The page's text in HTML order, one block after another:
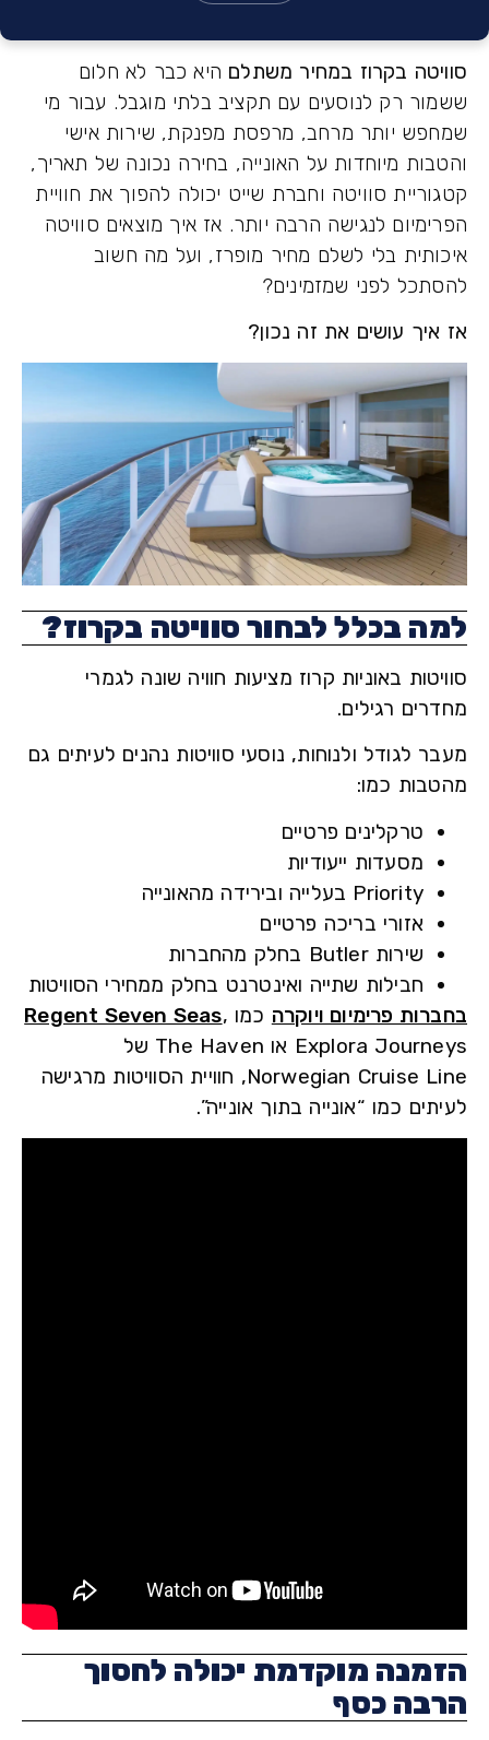
בקרוז במחיר משתלםהיא כבר לא חלום
רק לנוסעים עם תקציב בלתי מוגבל. עבור מי
יותר מרחב, מרפסת מפנקת, שירות אישי
מיוחדות על האונייה, בחירה נכונה של תאריך,
סוויטה וחברת שייט יכולה להפוך את חוויית
לנגישה הרבה יותר. אז איך מוצאים סוויטה
בלי לשלם מחיר מופרז, ועל מה חשוב
לפני שמזמינים?
עושים את זה נכון?
בכלל לבחור סוויטה בקרוז?
באוניות קרוז מציעות חוויה שונה לגמרי
רגילים.
לגודל ולנוחות, נוסעי סוויטות נהנים לעיתים גם
כמו:
טרקלינים פרטיים
מסעדות ייעודיות
Priority בעלייה ובירידה מהאונייה
אזורי בריכה פרטיים
שירות Butler בחלק מהחברות
חבילות שתייה ואינטרנט בחלק ממחירי הסוויטות
פרימיום ויוקרהכמו Regent Seven Seas ,
Explora Journeys או The Haven של
Norwegian Cruise Line, חוויית הסוויטות מרגישה
כמו “אונייה בתוך אונייה”.
מוקדמת יכולה לחסוך
כסף